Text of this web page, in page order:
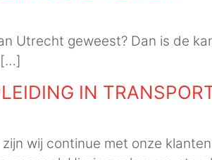
Utrecht geweest? Dan is de
[…]
IN
wij continue met onze